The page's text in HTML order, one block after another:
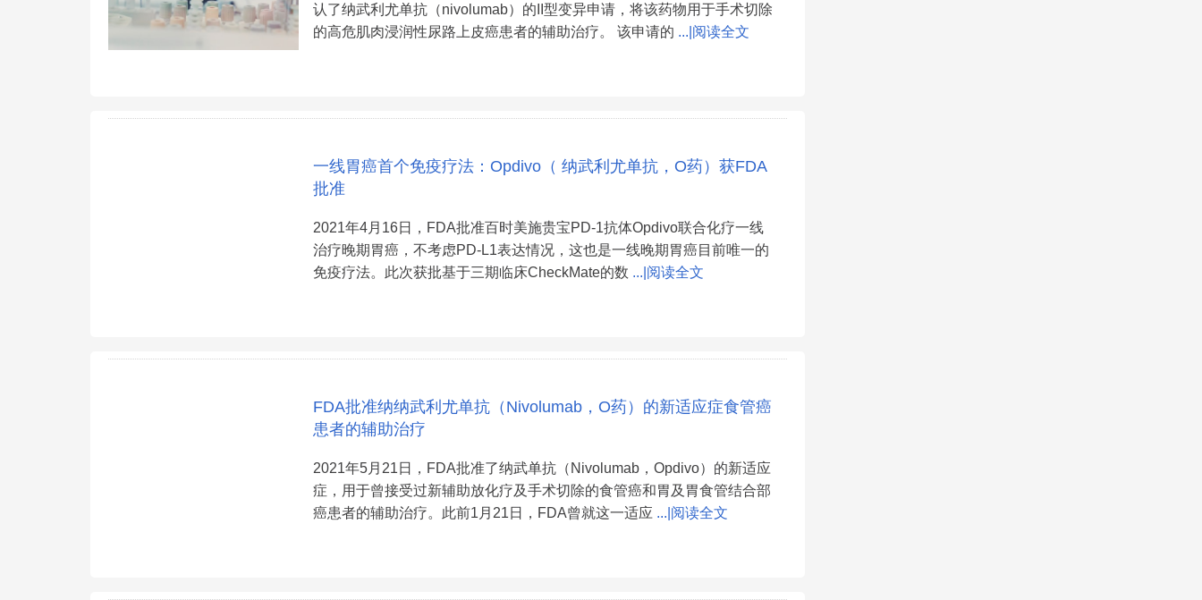
认了纳武利尤单抗（nivolumab）的II型变异申请，将该药物用于手术切除
的高危肌肉浸润性尿路上皮癌患者的辅助治疗。 该申请的 ...|阅读全文
一线胃癌首个免疫疗法：Opdivo（ 纳武利尤单抗，O药）获FDA
批准
2021年4月16日，FDA批准百时美施贵宝PD-1抗体Opdivo联合化疗一线
治疗晚期胃癌，不考虑PD-L1表达情况，这也是一线晚期胃癌目前唯一的
免疫疗法。此次获批基于三期临床CheckMate的数 ...|阅读全文
FDA批准纳纳武利尤单抗（Nivolumab，O药）的新适应症食管癌
患者的辅助治疗
2021年5月21日，FDA批准了纳武单抗（Nivolumab，Opdivo）的新适应
症，用于曾接受过新辅助放化疗及手术切除的食管癌和胃及胃食管结合部
癌患者的辅助治疗。此前1月21日，FDA曾就这一适应 ...|阅读全文